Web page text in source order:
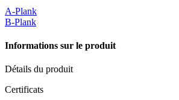
A-Plank
B-Plank
Informations sur le produit
Détails du produit
Certificats